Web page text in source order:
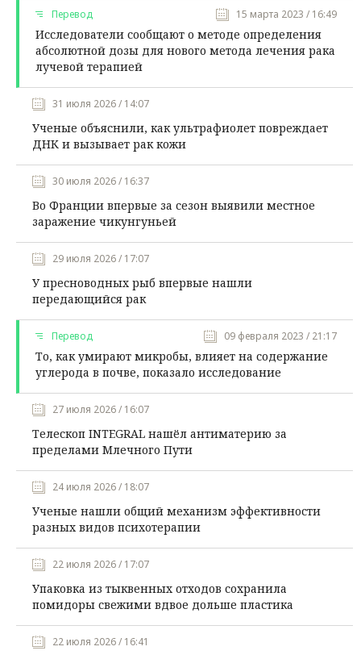
Перевод 15 марта 2023 / 16:49
Исследователи сообщают о методе определения
абсолютной дозы для нового метода лечения рака
лучевой терапией
31 июля 2026 / 14:07
Ученые объяснили, как ультрафиолет повреждает
ДНК и вызывает рак кожи
30 июля 2026 / 16:37
Во Франции впервые за сезон выявили местное
заражение чикунгуньей
29 июля 2026 / 17:07
У пресноводных рыб впервые нашли
передающийся рак
Перевод 09 февраля 2023 / 21:17
То, как умирают микробы, влияет на содержание
углерода в почве, показало исследование
27 июля 2026 / 16:07
Телескоп INTEGRAL нашёл антиматерию за
пределами Млечного Пути
24 июля 2026 / 18:07
Ученые нашли общий механизм эффективности
разных видов психотерапии
22 июля 2026 / 17:07
Упаковка из тыквенных отходов сохранила
помидоры свежими вдвое дольше пластика
22 июля 2026 / 16:41